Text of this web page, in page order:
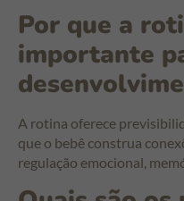
Por que a
importante
A rotina oferece
que o bebê construa
regulação emocional,